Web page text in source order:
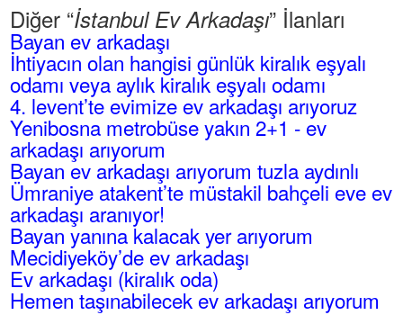
Diğer “İstanbul Ev Arkadaşı” İlanları
Bayan ev arkadaşı
İhtiyacın olan hangisi günlük kiralık eşyalı
odamı veya aylık kiralık eşyalı odamı
4. levent’te evimize ev arkadaşı arıyoruz
Yenibosna metrobüse yakın 2+1 - ev
arkadaşı arıyorum
Bayan ev arkadaşı arıyorum tuzla aydınlı
Ümraniye atakent’te müstakil bahçeli eve ev
arkadaşı aranıyor!
Bayan yanına kalacak yer arıyorum
Mecidiyeköy’de ev arkadaşı
Ev arkadaşı (kiralık oda)
Hemen taşınabilecek ev arkadaşı arıyorum